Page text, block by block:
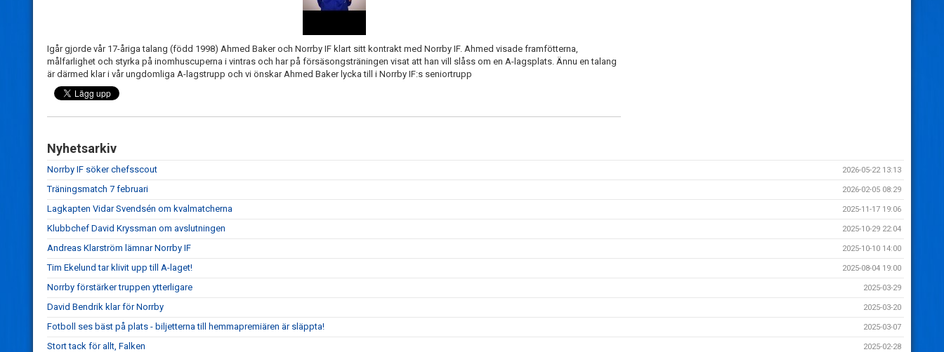
Igår gjorde vår 17-åriga talang (född 1998) Ahmed Baker och Norrby IF klart sitt kontrakt med Norrby IF. Ahmed visade framfötterna,
målfarlighet och styrka på inomhuscuperna i vintras och har på försäsongsträningen visat att han vill slåss om en A-lagsplats. Ännu en talang
är därmed klar i vår ungdomliga A-lagstrupp och vi önskar Ahmed Baker lycka till i Norrby IF:s seniortrupp
Nyhetsarkiv
Norrby IF söker chefsscout 2026-05-22 13:13
Träningsmatch 7 februari 2026-02-05 08:29
Lagkapten Vidar Svendsén om kvalmatcherna 2025-11-17 19:06
Klubbchef David Kryssman om avslutningen 2025-10-29 22:04
Andreas Klarström lämnar Norrby IF 2025-10-10 14:00
Tim Ekelund tar klivit upp till A-laget! 2025-08-04 19:00
Norrby förstärker truppen ytterligare 2025-03-29
David Bendrik klar för Norrby 2025-03-20
Fotboll ses bäst på plats - biljetterna till hemmapremiären är släppta! 2025-03-07
Stort tack för allt, Falken 2025-02-28